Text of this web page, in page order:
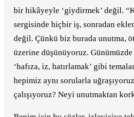
bir hikâyeyle ‘giydirmek’ değil.
sergisinde hiçbir iş, sonradan
değil. Çünkü biz burada unutma,
üzerine düşünüyoruz.
‘hafıza, iz, hatırlamak’ gibi
hepimiz aynı sorularla
çalışıyoruz? Neyi unutmaktan